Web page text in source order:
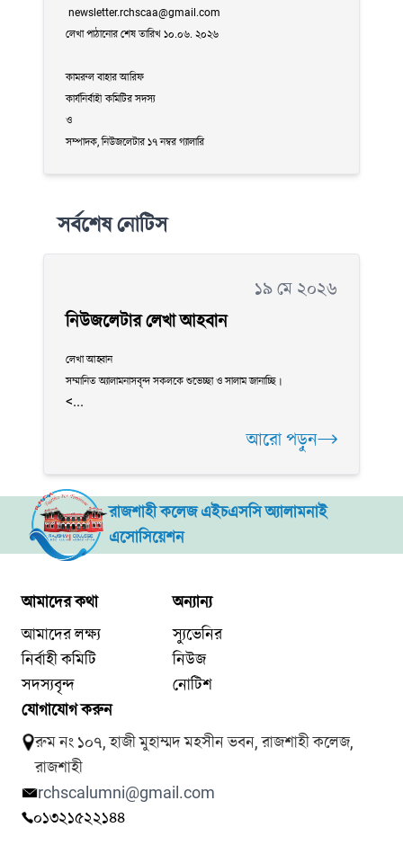
newsletter.rchscaa@gmail.com
লেখা পাঠানোর শেষ তারিখ ১০.০৬. ২০২৬
কামরুল বাহার আরিফ
কার্যনির্বাহী কমিটির সদস্য
ও
সম্পাদক, নিউজলেটার ১৭ নম্বর গ্যালারি
সর্বশেষ নোটিস
১৯ মে ২০২৬
নিউজলেটার লেখা আহবান
লেখা আহ্বান
সম্মানিত অ্যালামনাসবৃন্দ সকলকে শুভেচ্ছা ও সালাম জানাচ্ছি।
<...
আরো পড়ুন
রাজশাহী কলেজ এইচএসসি অ্যালামনাই
এসোসিয়েশন
আমাদের কথা
আমাদের লক্ষ্য
নির্বাহী কমিটি
সদস্যবৃন্দ
অন্যান্য
স্যুভেনির
নিউজ
নোটিশ
যোগাযোগ করুন
রুম নং ১০৭, হাজী মুহাম্মদ মহসীন ভবন, রাজশাহী কলেজ,
রাজশাহী
rchscalumni@gmail.com
০১৩২১৫২২১৪৪